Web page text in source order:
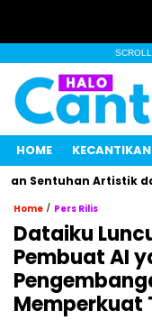
HOME KECANTIKAN
Sentuhan Artistik dan
Home / Pers Rilis
Dataiku
Pembuat AI
Memperkuat